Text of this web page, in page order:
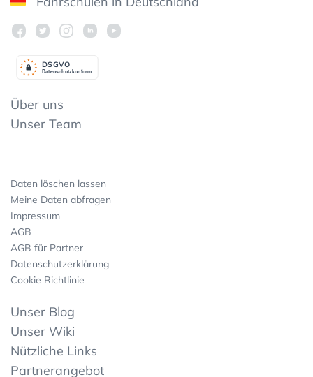
Datenschutzkonform
DSGVO
Über uns
Unser Team
Daten löschen lassen
Meine Daten abfragen
Impressum
AGB
AGB für Partner
Datenschutzerklärung
Cookie Richtlinie
Unser Blog
Unser Wiki
Nützliche Links
Partnerangebot